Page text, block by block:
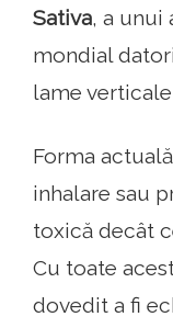
Sativa, a unui
mondial
lame
Forma
inhalare sau
toxică decât
Cu toate
dovedit a fi